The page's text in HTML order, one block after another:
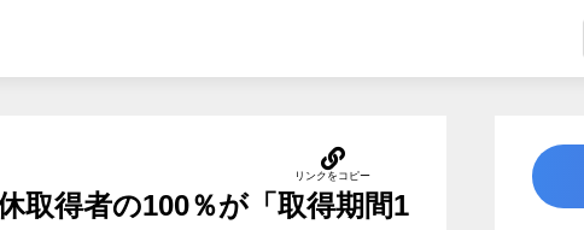
取得者の100％が「取得期間1